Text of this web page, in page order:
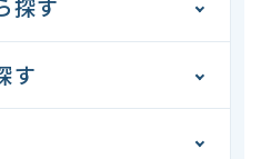
探す
す